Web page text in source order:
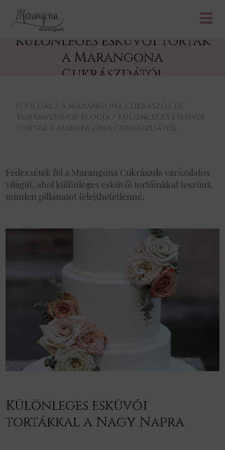
Különleges esküvői torták
a Marangona
Cukrászdától
Főoldal
A Marangona cukrászda és
tortawebshop blogja
Különleges esküvői
torták a Marangona Cukrászdától
Fedezzétek fel a Marangona Cukrászda varázslatos
világát, ahol különleges esküvői tortáinkkal teszünk
minden pillanatot felejthetetlenné.
Különleges esküvői
tortákkal a Nagy Napra